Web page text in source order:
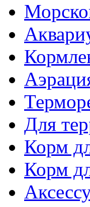
Для
Корм
Корм